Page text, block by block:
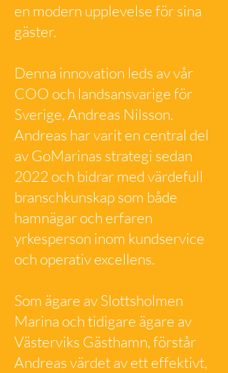
en modern upplevelse för sina
gäster.
Denna innovation leds av vår
COO och landsansvarige för
Sverige, Andreas Nilsson.
Andreas har varit en central del
av GoMarinas strategi sedan
2022 och bidrar med värdefull
branschkunskap som både
hamnägar och erfaren
yrkesperson inom kundservice
och operativ excellens.
Som ägare av Slottsholmen
Marina och tidigare ägare av
Västerviks Gästhamn, förstår
Andreas värdet av ett effektivt,